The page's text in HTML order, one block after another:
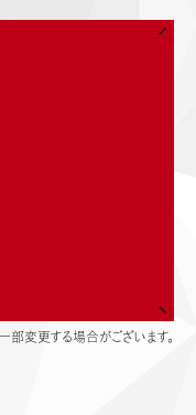
部変更する場合がございます。